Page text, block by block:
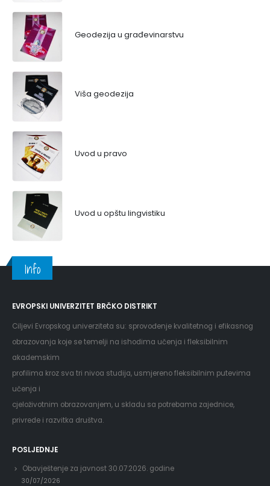
Geodezija u građevinarstvu
Viša geodezija
Uvod u pravo
Uvod u opštu lingvistiku
Info
EVROPSKI UNIVERZITET BRČKO DISTRIKT
Ciljevi Evropskog univerziteta su: sprovođenje kvalitetnog i efikasnog
obrazovanja koje se temelji na ishodima učenja i fleksibilnim
akademskim
profilima kroz sva tri nivoa studija, usmjereno fleksibilnim putevima
učenja i
cjeloživotnim obrazovanjem, u skladu sa potrebama zajednice,
privrede i razvitka društva.
POSLJEDNJE
Obavještenje za javnost 30.07.2026. godine
30/07/2026